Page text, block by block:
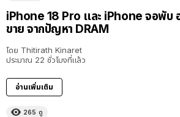
iPhone 18 Pro และ iPhone จอพับ
ขาย จากปัญหา DRAM
โดย Thitirath Kinaret
ประมาณ 22 ชั่วโมงที่แล้ว
อ่านเพิ่มเติม
265 ดู